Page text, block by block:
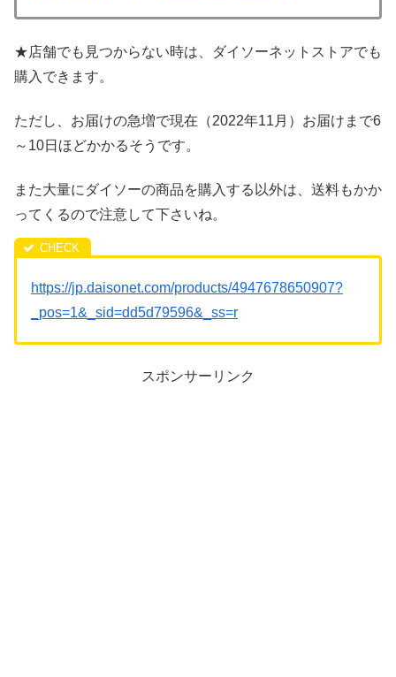
★店舗でも見つからない時は、ダイソーネットストアでも
購入できます。
ただし、お届けの急増で現在（2022年11月）お届けまで6
～10日ほどかかるそうです。
また大量にダイソーの商品を購入する以外は、送料もかか
ってくるので注意して下さいね。
https://jp.daisonet.com/products/4947678650907?
_pos=1&_sid=dd5d79596&_ss=r
スポンサーリンク